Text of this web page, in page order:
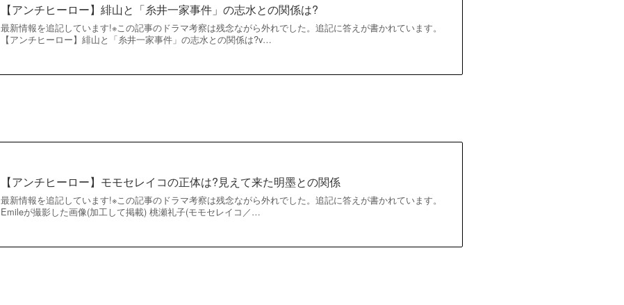
【アンチヒーロー】緋山と「糸井一家事件」の志水との関係は?
最新情報を追記しています!※この記事のドラマ考察は残念ながら外れでした。追記に答えが書かれています。
【アンチヒーロー】緋山と「糸井一家事件」の志水との関係は?v…
【アンチヒーロー】モモセレイコの正体は?見えて来た明墨との関係
最新情報を追記しています!※この記事のドラマ考察は残念ながら外れでした。追記に答えが書かれています。
Emileが撮影した画像(加工して掲載) 桃瀬礼子(モモセレイコ／…